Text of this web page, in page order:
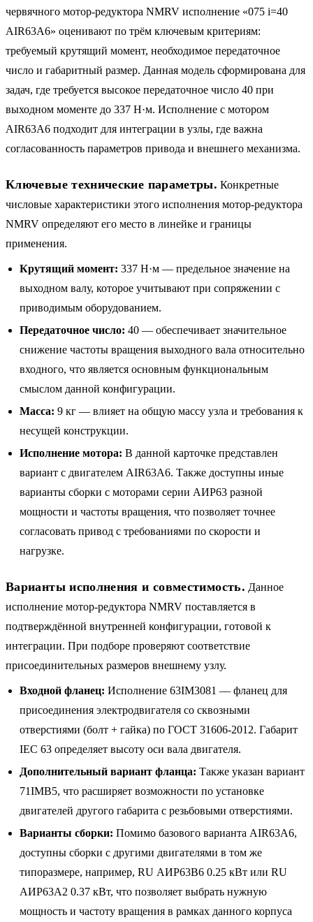
червячного мотор-редуктора NMRV исполнение «075 i=40
AIR63A6» оценивают по трём ключевым критериям:
требуемый крутящий момент, необходимое передаточное
число и габаритный размер. Данная модель сформирована для
задач, где требуется высокое передаточное число 40 при
выходном моменте до 337 Н·м. Исполнение с мотором
AIR63A6 подходит для интеграции в узлы, где важна
согласованность параметров привода и внешнего механизма.
Ключевые технические параметры. Конкретные
числовые характеристики этого исполнения мотор-редуктора
NMRV определяют его место в линейке и границы
применения.
Крутящий момент: 337 Н·м — предельное значение на
выходном валу, которое учитывают при сопряжении с
приводимым оборудованием.
Передаточное число: 40 — обеспечивает значительное
снижение частоты вращения выходного вала относительно
входного, что является основным функциональным
смыслом данной конфигурации.
Масса: 9 кг — влияет на общую массу узла и требования к
несущей конструкции.
Исполнение мотора: В данной карточке представлен
вариант с двигателем AIR63A6. Также доступны иные
варианты сборки с моторами серии АИР63 разной
мощности и частоты вращения, что позволяет точнее
согласовать привод с требованиями по скорости и
нагрузке.
Варианты исполнения и совместимость. Данное
исполнение мотор-редуктора NMRV поставляется в
подтверждённой внутренней конфигурации, готовой к
интеграции. При подборе проверяют соответствие
присоединительных размеров внешнему узлу.
Входной фланец: Исполнение 63IM3081 — фланец для
присоединения электродвигателя со сквозными
отверстиями (болт + гайка) по ГОСТ 31606-2012. Габарит
IEC 63 определяет высоту оси вала двигателя.
Дополнительный вариант фланца: Также указан вариант
71IMB5, что расширяет возможности по установке
двигателей другого габарита с резьбовыми отверстиями.
Варианты сборки: Помимо базового варианта AIR63A6,
доступны сборки с другими двигателями в том же
типоразмере, например, RU АИР63B6 0.25 кВт или RU
АИР63A2 0.37 кВт, что позволяет выбрать нужную
мощность и частоту вращения в рамках данного корпуса